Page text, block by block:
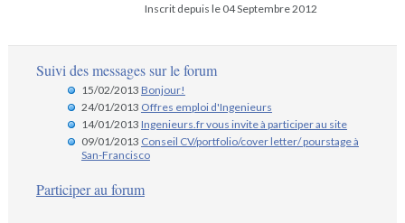
Inscrit depuis le 04 Septembre 2012
Suivi des messages sur le forum
15/02/2013 Bonjour!
24/01/2013 Offres emploi d'Ingenieurs
14/01/2013 Ingenieurs.fr vous invite à participer au site
09/01/2013 Conseil CV/portfolio/cover letter/ pourstage à
San-Francisco
Participer au forum